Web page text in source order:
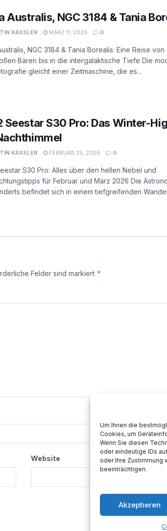
Um Ihnen die
Cookies, um
Wenn Sie diesen
oder eindeutige IDs
oder Ihre Zustimmung
beeinträchtigen.
Akzeptieren
Australis, NGC 3184 & Tania
KÄSSLER MÄRZ 11, 2026 0
NGC 3184 & Tania Borealis: Eine Reise
Bären bis in die intergalaktische Tiefe Die
gleicht einer Zeitmaschine, die es...
Seestar S30 Pro: Das Winter-
KÄSSLER FEBRUAR 25, 2026 0
S30 Pro: Alles über den hellen Nebel und
für Februar und März 2026 Die
befindet sich in einem tiefgreifenden
Felder sind markiert *
Website